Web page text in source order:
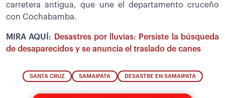
carretera antigua, que une el departamento cruceño
con Cochabamba.
MIRA AQUÍ:
Desastres por lluvias: Persiste la búsqueda
de desaparecidos y se anuncia el traslado de canes
SANTA CRUZ SAMAIPATA DESASTRE EN SAMAIPATA